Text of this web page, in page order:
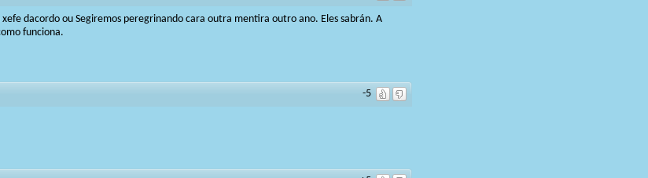
dacordo ou Segiremos peregrinando cara outra mentira outro ano. Eles sabrán. A
funciona.
-5